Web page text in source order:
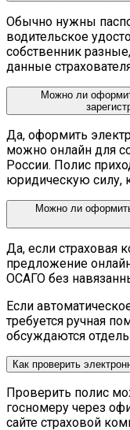
Обычно нужны
водительское
собственник
данные
Можно ли
Да, оформить
можно онлайн для
России. Полис
юридическую силу,
Можно ли
Да, если страховая
предложение
ОСАГО без
Если
требуется ручная
обсуждаются
Как проверить
Проверить полис
госномеру через
сайте страховой